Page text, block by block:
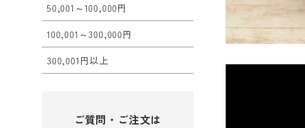
50,001～100,000円
100,001～300,000円
300,001円以上
ご質問・ご注文は